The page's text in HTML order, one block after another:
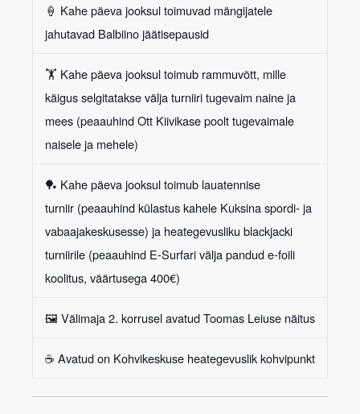
🍦 Kahe päeva jooksul toimuvad mängijatele
jahutavad Balbiino jäätisepausid
🏋 Kahe päeva jooksul toimub rammuvõtt, mille
käigus selgitatakse välja turniiri tugevaim naine ja
mees(peaauhind Ott Kiivikase poolt tugevaimale
naisele ja mehele)
🏓 Kahe päeva jooksul toimub lauatennise
turniir(peaauhind külastus kahele Kuksina spordi- ja
vabaajakeskusesse) ja heategevusliku blackjacki
turniirile (peaauhind E-Surfari välja pandud e-foili
koolitus, väärtusega 400€)
🖼️ Välimaja 2. korrusel avatudToomas Leiuse näitus
☕️ Avatud on Kohvikeskuse heategevuslik kohvipunkt